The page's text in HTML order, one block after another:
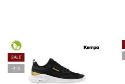
SALE
-41%